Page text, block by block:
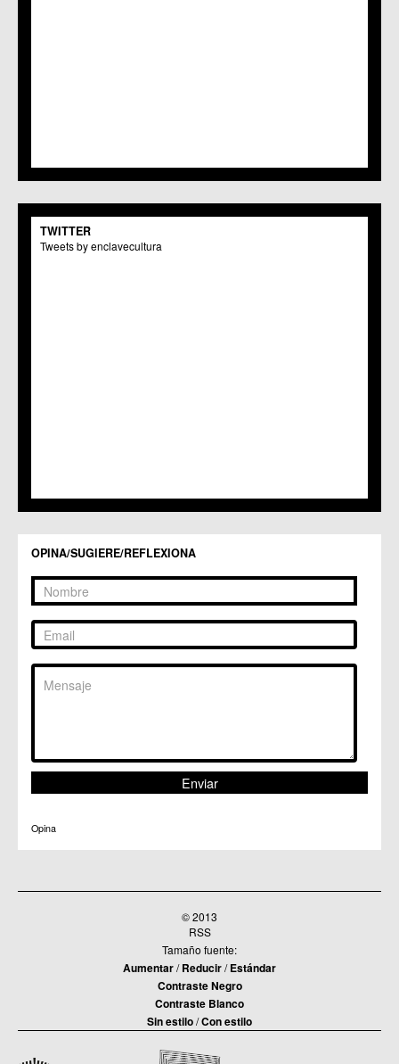
TWITTER
Tweets by enclavecultura
OPINA/SUGIERE/REFLEXIONA
Opina
© 2013
RSS
Tamaño fuente:
Aumentar/Reducir/Estándar
Contraste Negro
Contraste Blanco
Sin estilo/Con estilo